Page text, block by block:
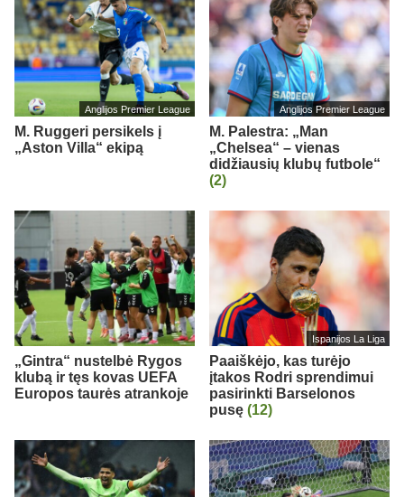
Anglijos Premier League
M. Ruggeri persikels į
„Aston Villa“ ekipą
Anglijos Premier League
M. Palestra: „Man
„Chelsea“ – vienas
didžiausių klubų futbole“
(2)
„Gintra“ nustelbė Rygos
klubą ir tęs kovas UEFA
Europos taurės atrankoje
Ispanijos La Liga
Paaiškėjo, kas turėjo
įtakos Rodri sprendimui
pasirinkti Barselonos
pusę (12)